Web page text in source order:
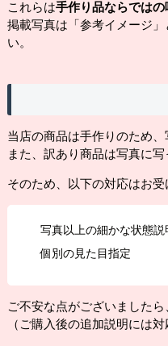
これらは手作り品ならでは
掲載写真は「参考イメージ
い。
当店の商品は手作りのため
また、訳あり商品は写真に
そのため、以下の対応はお受
写真以上の細かな状態説
個別の見た目指定
ご不安な点がございましたら
（ご購入後の追加説明には対